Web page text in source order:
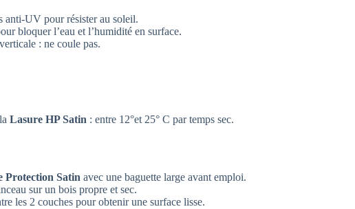
anti-UV pour résister au soleil.
bloquer l’eau et l’humidité en surface.
: ne coule pas.
Lasure HP Satin : entre 12°et 25° C par temps sec.
Protection Satin avec une baguette large avant emploi.
sur un bois propre et sec.
les 2 couches pour obtenir une surface lisse.